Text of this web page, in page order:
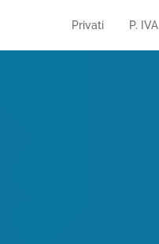
Privati P. IVA